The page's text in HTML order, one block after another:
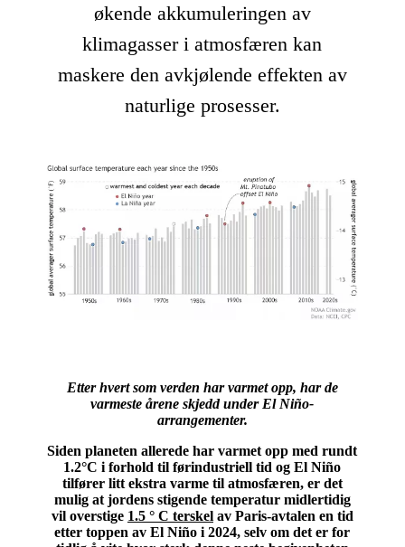
økende akkumuleringen av
klimagasser i atmosfæren kan
maskere den avkjølende effekten av
naturlige prosesser.
Etter hvert som verden har varmet opp, har de
varmeste årene skjedd under El Niño-
arrangementer.
Siden planeten allerede har varmet opp med rundt
1.2°C i forhold til førindustriell tid og El Niño
tilfører litt ekstra varme til atmosfæren, er det
mulig at jordens stigende temperatur midlertidig
vil overstige 1.5 ° C terskelav Paris-avtalen en tid
etter toppen av El Niño i 2024, selv om det er for